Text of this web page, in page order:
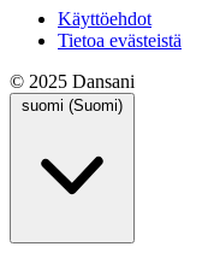
Käyttöehdot
Tietoa evästeistä
© 2025 Dansani
suomi (Suomi)